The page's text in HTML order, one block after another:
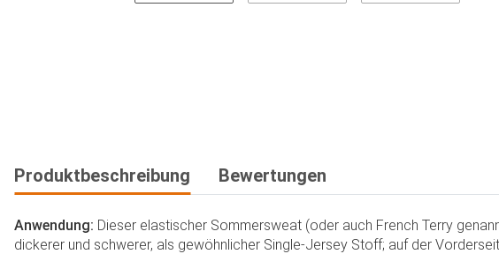
Produktbeschreibung Bewertungen
Anwendung: Dieser elastischer Sommersweat (oder auch French Terry
dickerer und schwerer, als gewöhnlicher Single-Jersey Stoff; auf der